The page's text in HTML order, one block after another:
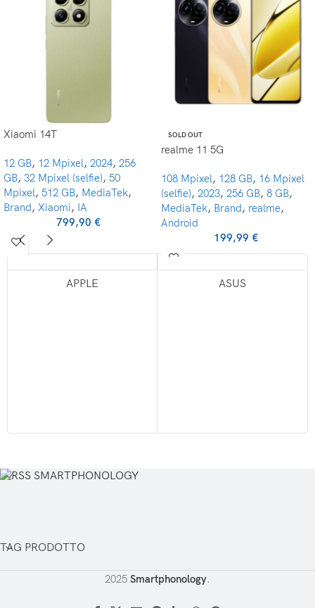
Xiaomi 14T
12 GB, 12 Mpixel, 2024, 256
GB, 32 Mpixel (selfie), 50
Mpixel, 512 GB, MediaTek,
Brand, Xiaomi, IA
799,90 €
SOLD OUT
realme 11 5G
108 Mpixel, 128 GB, 16 Mpixel
(selfie), 2023, 256 GB, 8 GB,
MediaTek, Brand, realme,
Android
199,99 €
APPLE ASUS
SMARTPHONOLOGY
TAG PRODOTTO
2025 Smartphonology.